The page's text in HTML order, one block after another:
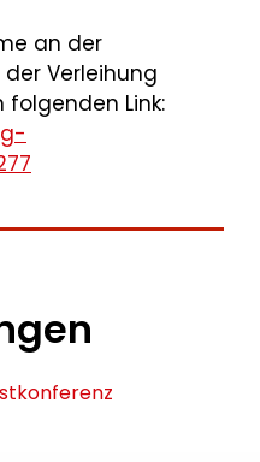
an der
Verleihung
Link: